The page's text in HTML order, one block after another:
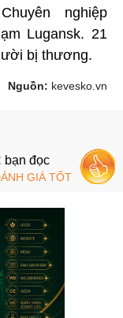
nghiệp
Lugansk. 21
bị thương.
Nguồn: kevesko.vn
bạn đọc
GIÁ TỐT